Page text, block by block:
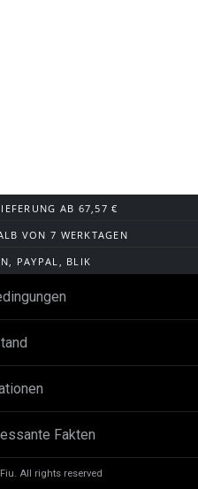
AB 67,57 €
VON 7 WERKTAGEN
PAYPAL, BLIK
Fakten
All rights reserved